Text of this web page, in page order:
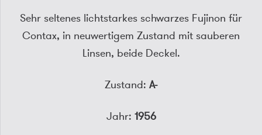
Sehr seltenes lichtstarkes schwarzes Fujinon für
Contax, in neuwertigem Zustand mit sauberen
Linsen, beide Deckel.
Zustand:A-
Jahr: 1956